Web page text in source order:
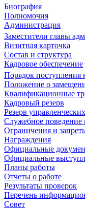
Биография
Полномочия
Администрация
Заместители главы
Визитная карточка
Состав и структура
Кадровое обеспечение
Порядок
Положение о
Квалификационные
Кадровый резерв
Резерв
Служебное
Ограничения и
Награждения
Официальные
Официальные
Планы работы
Отчеты о работе
Результаты проверок
Перечень
Совет